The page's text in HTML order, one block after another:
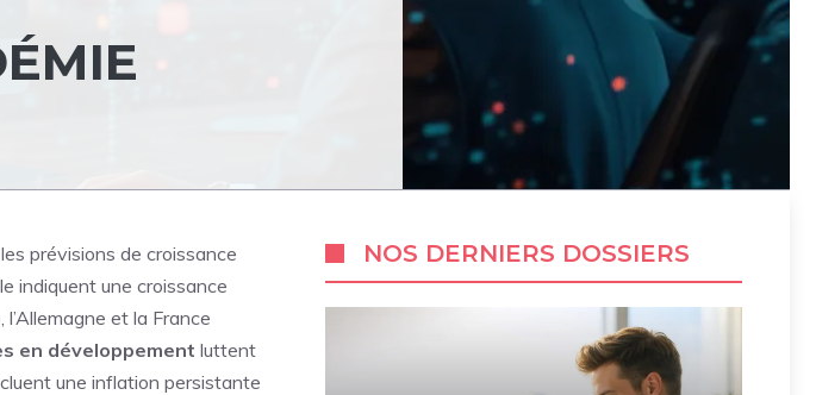
prévisions de croissance
indiquent une croissance
et la France
en développement luttent
une inflation persistante
NOS DERNIERS DOSSIERS